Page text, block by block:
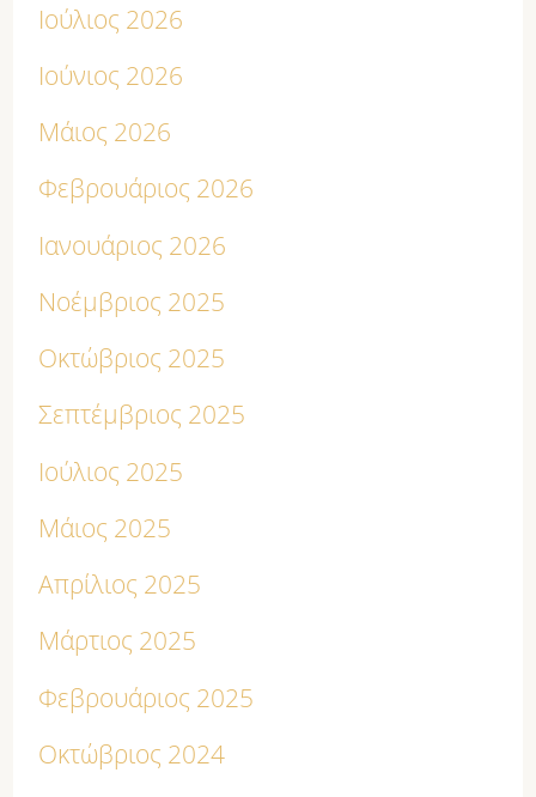
Ιούλιος 2026
Ιούνιος 2026
Μάιος 2026
Φεβρουάριος 2026
Ιανουάριος 2026
Νοέμβριος 2025
Οκτώβριος 2025
Σεπτέμβριος 2025
Ιούλιος 2025
Μάιος 2025
Απρίλιος 2025
Μάρτιος 2025
Φεβρουάριος 2025
Οκτώβριος 2024